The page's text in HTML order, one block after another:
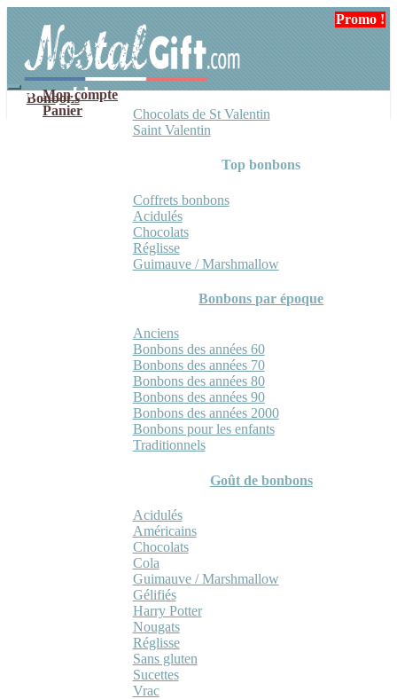
navigation
contenu
Mon compte
Panier
Bonbons
Chocolats de St Valentin
Saint Valentin
Top bonbons
Coffrets bonbons
Acidulés
Chocolats
Réglisse
Guimauve / Marshmallow
Bonbons par époque
Anciens
Bonbons des années 60
Bonbons des années 70
Bonbons des années 80
Bonbons des années 90
Bonbons des années 2000
Bonbons pour les enfants
Traditionnels
Goût de bonbons
Acidulés
Américains
Chocolats
Cola
Guimauve / Marshmallow
Gélifiés
Harry Potter
Nougats
Réglisse
Sans gluten
Sucettes
Vrac
Promo !